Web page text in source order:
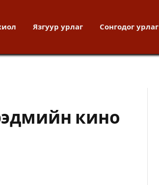
Язгуур урлаг Сонгодог урлаг
кино